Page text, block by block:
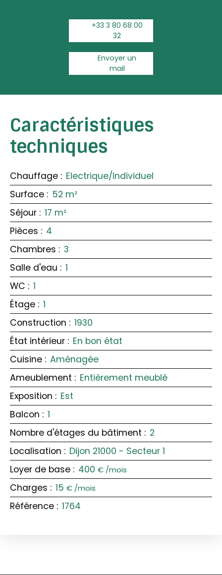
+33 3 80 68 00
32
Envoyer un
mail
Caractéristiques
techniques
Chauffage : Electrique/Individuel
Surface : 52 m²
Séjour : 17 m²
Pièces : 4
Chambres : 3
Salle d'eau : 1
WC : 1
Étage : 1
Construction : 1930
État intérieur : En bon état
Cuisine : Aménagée
Ameublement : Entièrement meublé
Exposition : Est
Balcon : 1
Nombre d'étages du bâtiment : 2
Localisation : Dijon 21000 - Secteur 1
Loyer de base : 400 € /mois
Charges : 15 € /mois
Référence : 1764